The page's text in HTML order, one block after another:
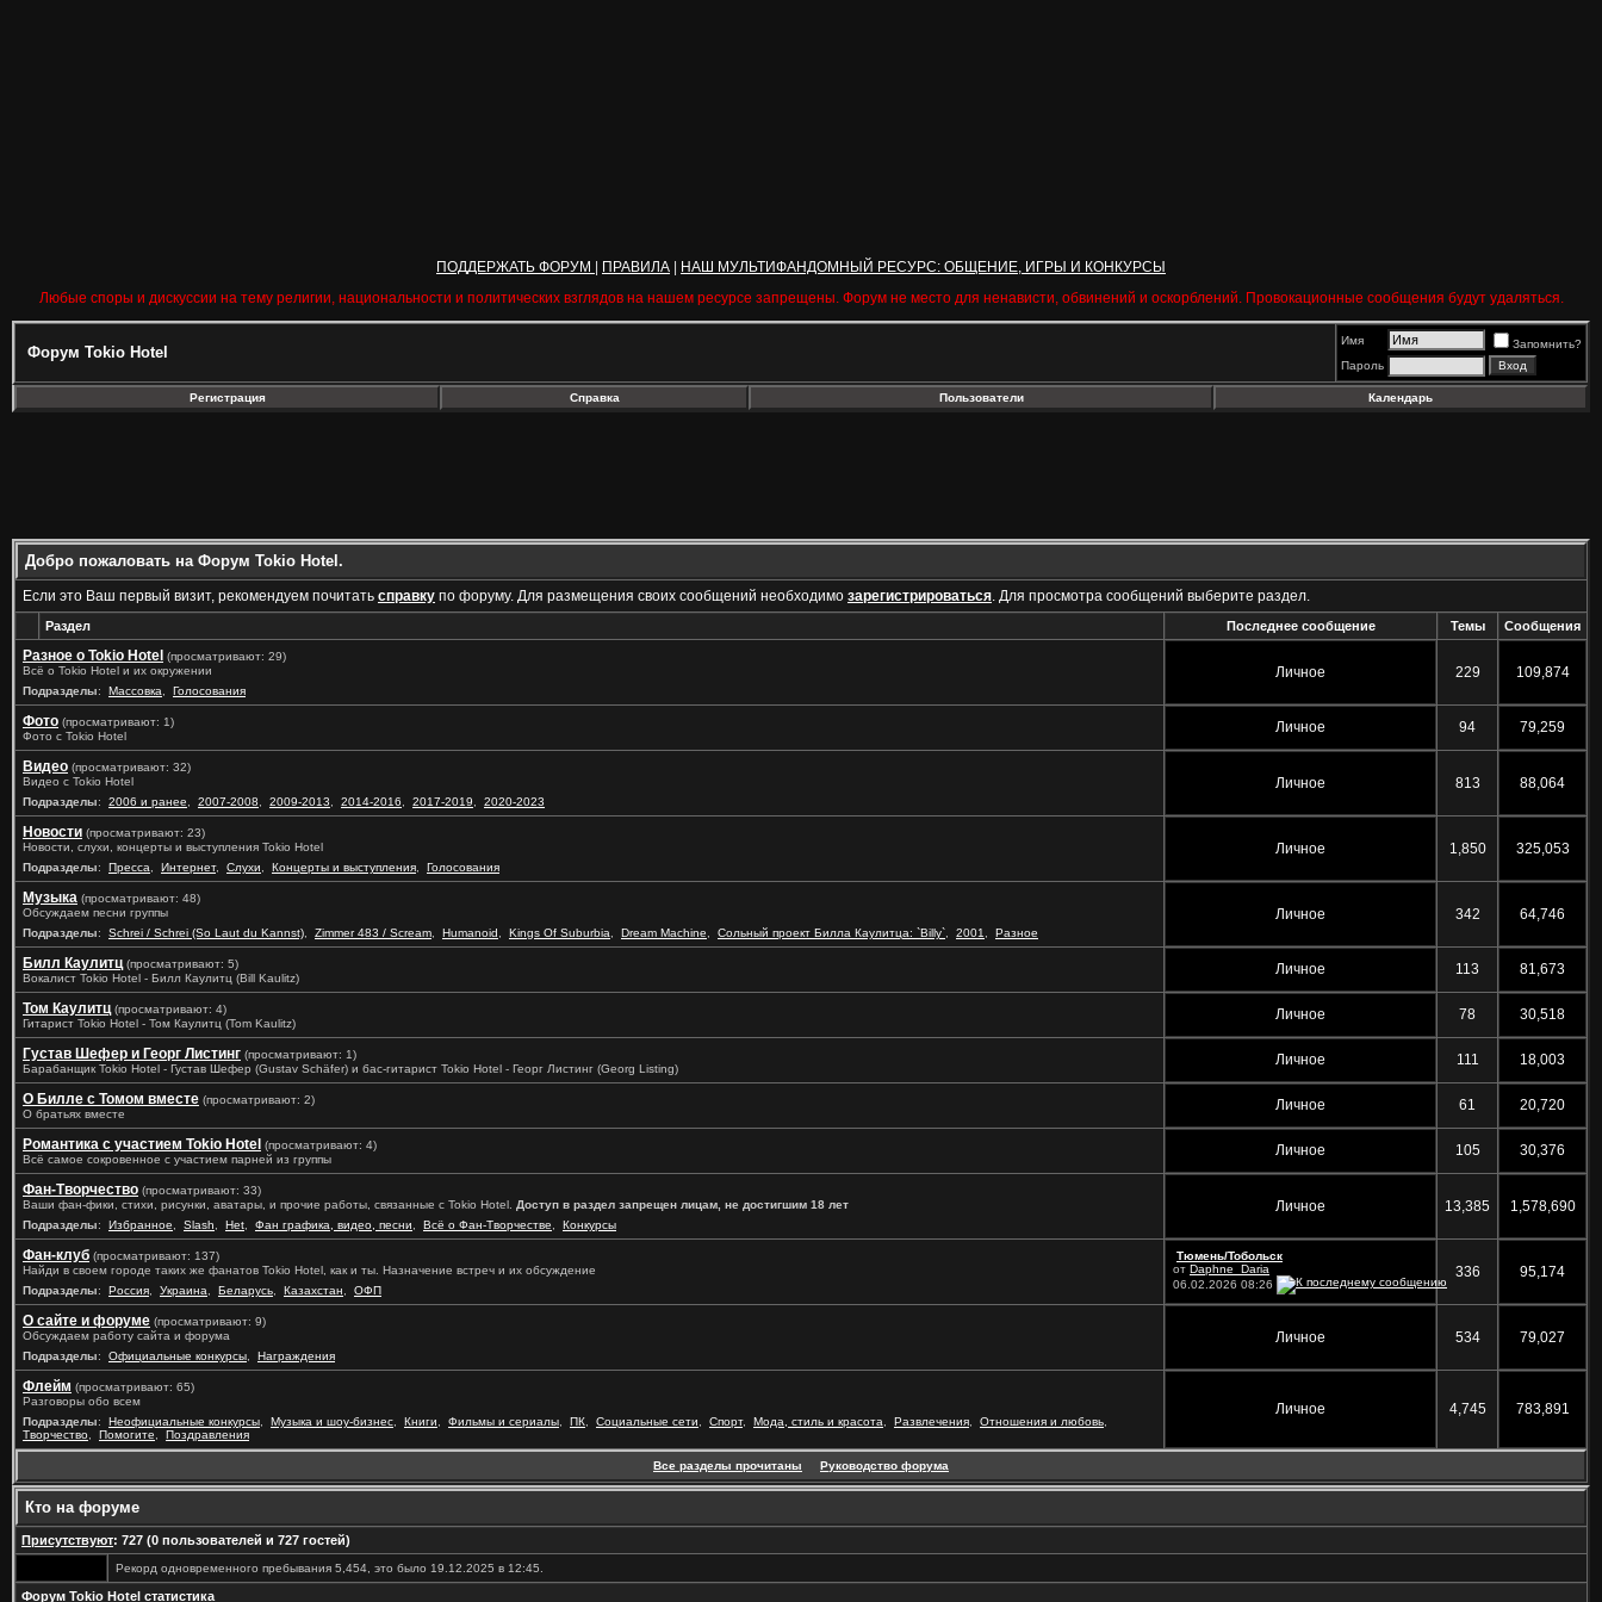
ПОДДЕРЖАТЬ ФОРУМ ПРАВИЛА
НАШ МУЛЬТИФАНДОМНЫЙ РЕСУРС: ОБЩЕНИЕ, ИГРЫ И КОНКУРСЫ
Любые споры и дискуссии на тему религии, национальности и политических взглядов на нашем ресурсе запрещены. Форум не место для ненависти, обвинений и оскорблений. Провокационные сообщения будут удаляться.
Форум Tokio Hotel
Имя
Запомнить?
Пароль
Регистрация Справка Пользователи Календарь
Добро пожаловать на Форум Tokio Hotel.
Если это Ваш первый визит, рекомендуем почитать справку по форуму. Для размещения своих сообщений необходимо зарегистрироваться. Для просмотра сообщений выберите раздел.
Раздел Последнее сообщение Темы Сообщения
Разное о Tokio Hotel (просматривают: 29)
Всё о Tokio Hotel и их окружении
Подразделы: Массовка Голосования
Личное 229 109,874
Фото (просматривают: 1)
Фото с Tokio Hotel
Личное 94 79,259
Видео (просматривают: 32)
Видео с Tokio Hotel
Подразделы: 2006 и ранее 2007-2008 2009-2013 2014-2016 2017-2019 2020-2023
Личное 813 88,064
Новости (просматривают: 23)
Новости, слухи, концерты и выступления Tokio Hotel
Подразделы: Пресса Интернет, Слухи Концерты и выступления Голосования
Личное 1,850 325,053
Музыка (просматривают: 48)
Обсуждаем песни группы
Подразделы: Schrei / Schrei (So Laut du Kannst) Zimmer 483 / Scream Humanoid Kings Of Suburbia Dream Machine Сольный проект Билла Каулитца: `Billy` 2001 Разное
Личное 342 64,746
Билл Каулитц (просматривают: 5)
Вокалист Tokio Hotel - Билл Каулитц (Bill Kaulitz)
Личное 113 81,673
Том Каулитц (просматривают: 4)
Гитарист Tokio Hotel - Том Каулитц (Tom Kaulitz)
Личное 78 30,518
Густав Шефер и Георг Листинг (просматривают: 1)
Барабанщик Tokio Hotel - Густав Шефер (Gustav Schäfer) и бас-гитарист Tokio Hotel - Георг Листинг (Georg Listing)
Личное 111 18,003
О Билле с Томом вместе (просматривают: 2)
О братьях вместе
Личное 61 20,720
Романтика с участием Tokio Hotel (просматривают: 4)
Всё самое сокровенное с участием парней из группы
Личное 105 30,376
Фан-Творчество (просматривают: 33)
Ваши фан-фики, стихи, рисунки, аватары, и прочие работы, связанные с Tokio Hotel. Доступ в раздел запрещен лицам, не достигшим 18 лет
Подразделы: Избранное Slash Het Фан графика, видео, песни Всё о Фан-Творчестве Конкурсы
Личное 13,385 1,578,690
Фан-клуб (просматривают: 137)
Найди в своем городе таких же фанатов Tokio Hotel, как и ты. Назначение встреч и их обсуждение
Подразделы: Россия Украина Беларусь Казахстан ОФП
Тюмень/Тобольск
от Daphne_Daria
06.02.2026 08:26
336 95,174
О сайте и форуме (просматривают: 9)
Обсуждаем работу сайта и форума
Подразделы: Официальные конкурсы Награждения
Личное 534 79,027
Флейм (просматривают: 65)
Разговоры обо всем
Подразделы: Неофициальные конкурсы Музыка и шоу-бизнес Книги Фильмы и сериалы ПК Социальные сети Спорт, Мода, стиль и красота Развлечения Отношения и любовь
Творчество
Помогите Поздравления
Личное 4,745 783,891
Все разделы прочитаны Руководство форума
Кто на форуме
Присутствуют: 727 (0 пользователей и 727 гостей)
Рекорд одновременного пребывания 5,454, это было 19.12.2025 в 12:45.
Форум Tokio Hotel статистика